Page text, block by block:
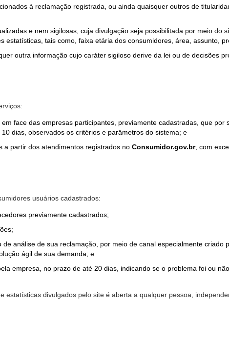
à reclamação registrada, ou ainda quaisquer outros de
e nem sigilosas, cuja divulgação seja possibilitada por meio do
estatísticas, tais como, faixa etária dos consumidores, área, assunto,
outra informação cujo caráter sigiloso derive da lei ou de decisões
face das empresas participantes, previamente cadastradas, que
dias, observados os critérios e parâmetros do sistema; e
a partir dos atendimentos registrados no Consumidor.gov.br, com
usuários cadastrados:
previamente cadastrados;
análise de sua reclamação, por meio de canal especialmente criado
ágil de sua demanda; e
empresa, no prazo de até 20 dias, indicando se o problema foi ou
estatísticas divulgados pelo site é aberta a qualquer pessoa,